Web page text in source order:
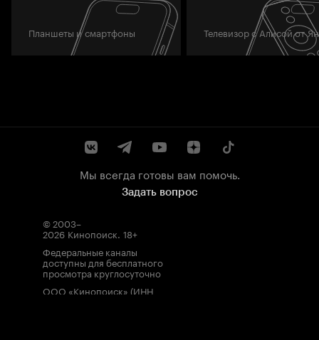
Планшеты и смартфоны Телевизор с Алисой от
Мы всегда готовы вам помочь.
Задать вопрос
© 2003–
2026 Кинопоиск 18+
Федеральные каналы
доступны для бесплатного
просмотра круглосуточно
ООО «Кинопоиск» (ИНН